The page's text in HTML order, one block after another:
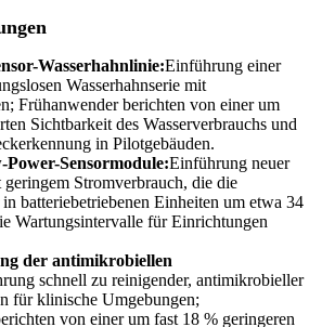
Wasserhahnlinie:Einführung einer
Wasserhahnserie mit
Frühanwender berichten von einer um
Sichtbarkeit des Wasserverbrauchs und
in Pilotgebäuden.
Sensormodule:Einführung neuer
Stromverbrauch, die die
batteriebetriebenen Einheiten um etwa 34
Wartungsintervalle für Einrichtungen
der antimikrobiellen
schnell zu reinigender, antimikrobieller
für klinische Umgebungen;
von einer um fast 18 % geringeren